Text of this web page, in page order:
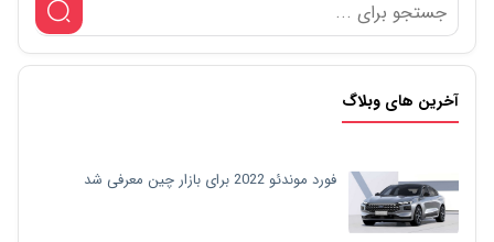
آخرین های وبلاگ
فورد موندئو 2022 برای بازار چین معرفی شد